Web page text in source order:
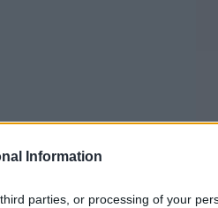
Information
parties, or processing of your
και θα